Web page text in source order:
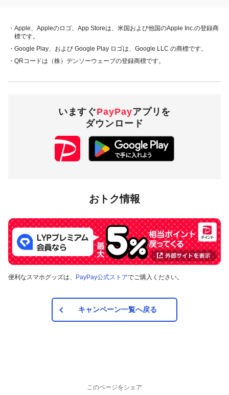
概要
キャンペーン期間中、対象店舗または対象ストアで、対象の
者には、次の内容でPayPayボーナスを付与します。
対象店舗又は対象ストア
PayPay加盟店（実店舗）、ネットストア（オンライン加盟
店、Yahoo! JAPANサービス）および請求書払いサービス。
ただし、PayPay加盟店（実店舗）およびネットストアには一
部対象外のものがあります。
対象外となるPayPay加盟店（実店舗）およびネットストアは
PayPay加盟店（実店舗）のうち対象店舗は以下のポスター
いただけます。
＜掲出ポスター、バナー等＞
・Apple、Appleのロゴ、App Storeは、米国および他国のApple Inc.の登録商
標です。
・Google Play、および Google Play ロゴは、Google LLC の商標です。
・QRコードは（株）デンソーウェーブの登録商標です。
いますぐPayPayアプリを
ダウンロード
おトク情報
便利なスマホグッズは、 PayPay公式ストアでご購入ください。
キャンペーン一覧へ戻る
このページをシェア